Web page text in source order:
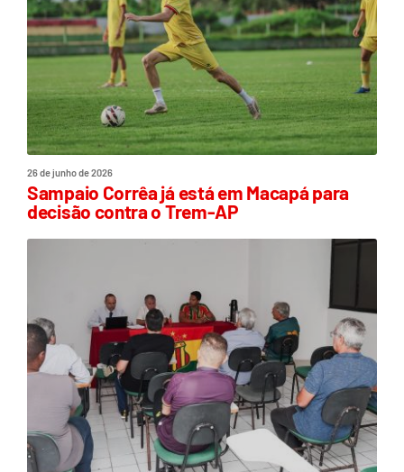
26 de junho de 2026
Sampaio Corrêa já está em Macapá para
decisão contra o Trem-AP